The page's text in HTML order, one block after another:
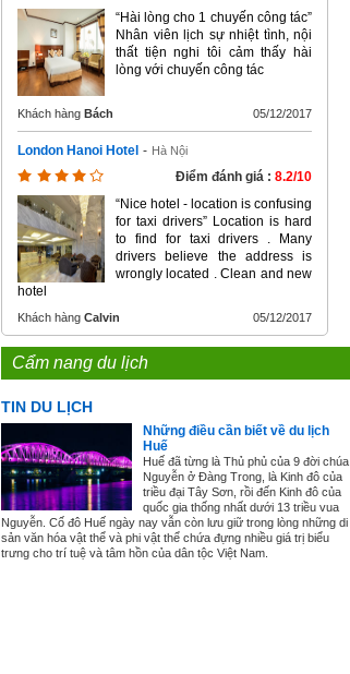
“Hài lòng cho 1 chuyến công tác”
Nhân viên lịch sự nhiệt tình, nội
thất tiện nghi tôi cảm thấy hài
lòng với chuyến công tác
Khách hàng Bách 05/12/2017
London Hanoi Hotel - Hà Nội
Điểm đánh giá : 8.2/10
“Nice hotel - location is confusing
for taxi drivers” Location is hard
to find for taxi drivers . Many
drivers believe the address is
wrongly located . Clean and new
hotel
Khách hàng Calvin 05/12/2017
Cẩm nang du lịch
TIN DU LỊCH
Những điều cần biết về du lịch
Huế
Huế đã từng là Thủ phủ của 9 đời chúa
Nguyễn ở Đàng Trong, là Kinh đô của
triều đại Tây Sơn, rồi đến Kinh đô của
quốc gia thống nhất dưới 13 triều vua
Nguyễn. Cố đô Huế ngày nay vẫn còn lưu giữ trong lòng những di
sản văn hóa vật thể và phi vật thể chứa đựng nhiều giá trị biểu
trưng cho trí tuệ và tâm hồn của dân tộc Việt Nam.